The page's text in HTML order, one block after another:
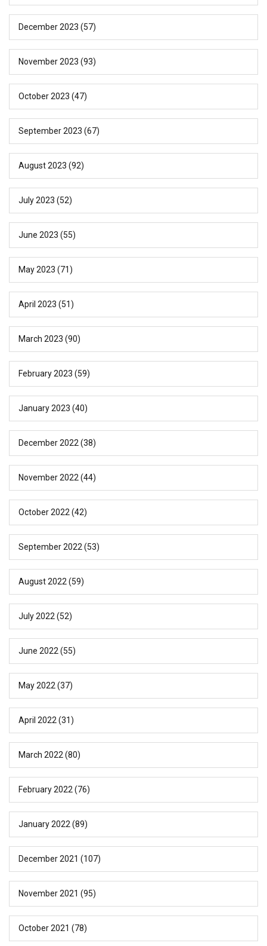
December 2023 (57)
November 2023 (93)
October 2023 (47)
September 2023 (67)
August 2023 (92)
July 2023 (52)
June 2023 (55)
May 2023 (71)
April 2023 (51)
March 2023 (90)
February 2023 (59)
January 2023 (40)
December 2022 (38)
November 2022 (44)
October 2022 (42)
September 2022 (53)
August 2022 (59)
July 2022 (52)
June 2022 (55)
May 2022 (37)
April 2022 (31)
March 2022 (80)
February 2022 (76)
January 2022 (89)
December 2021 (107)
November 2021 (95)
October 2021 (78)